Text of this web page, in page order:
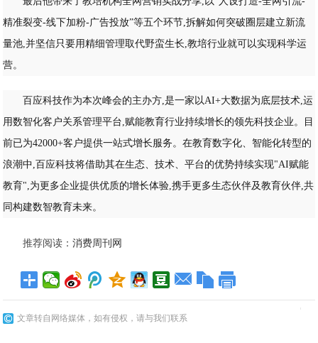
精准裂变-线下加粉-广告投放”等五个环节,拆解如何突破圈层建立新流
量池,并坚信只要用精细管理取代野蛮生长,教培行业就可以实现科学运
营。
百应科技作为本次峰会的主办方,是一家以AI+大数据为底层技术,运
用数智化客户关系管理平台,赋能教育行业持续增长的领先科技企业。目
前已为42000+客户提供一站式增长服务。在教育数字化、智能化转型的
浪潮中,百应科技将借助其在生态、技术、平台的优势持续实现"AI赋能
教育",为更多企业提供优质的增长体验,携手更多生态伙伴及教育伙伴,共
同构建数智教育未来。
推荐阅读：消费周刊网
文章转自网络媒体，如有侵权，请与我们联系